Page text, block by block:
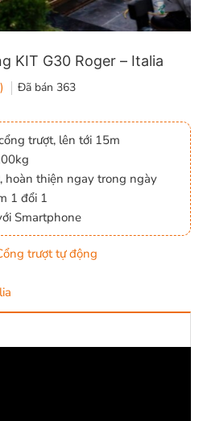
KIT G30 Roger – Italia
Đã bán 363
trượt, lên tới 15m
hoàn thiện ngay trong ngày
1 đổi 1
Smartphone
trượt tự động